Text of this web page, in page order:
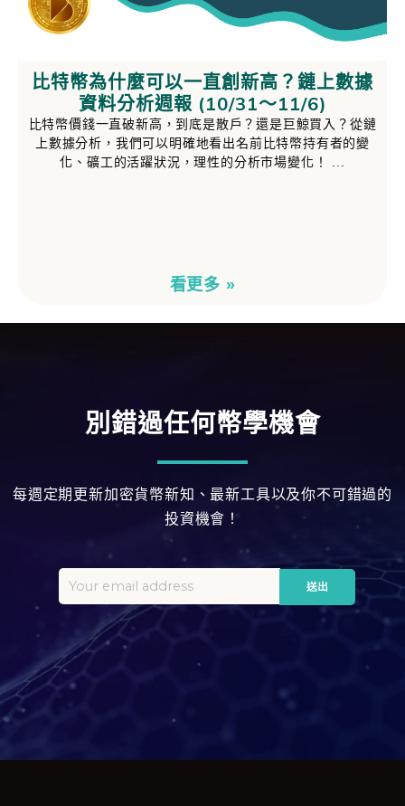
比特幣為什麼可以一直創新高？鏈上數據
資料分析週報 (10/31～11/6)
比特幣價錢一直破新高，到底是散戶？還是巨鯨買入？從鏈
上數據分析，我們可以明確地看出名前比特幣持有者的變
化、礦工的活躍狀況，理性的分析市場變化！
看更多 »
別錯過任何幣學機會
每週定期更新加密貨幣新知、最新工具以及你不可錯過的
投資機會！